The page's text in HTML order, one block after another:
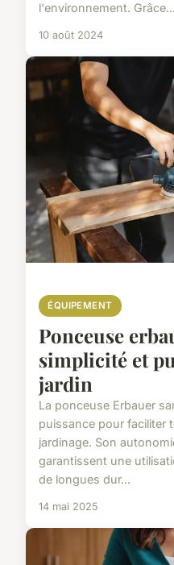
l'environnement. Grâce...
10 août 2024
ÉQUIPEMENT
Ponceuse
simplicité et
jardin
La ponceuse Erbauer
puissance pour faciliter
jardinage. Son
garantissent une
de longues dur...
14 mai 2025